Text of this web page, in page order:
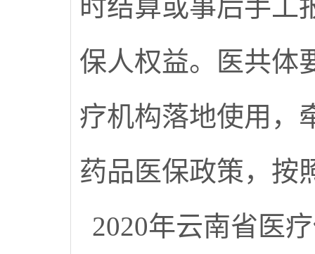
时结算或事后手工
保人权益。医共体
疗机构落地使用，
药品医保政策，按
2020年云南省医